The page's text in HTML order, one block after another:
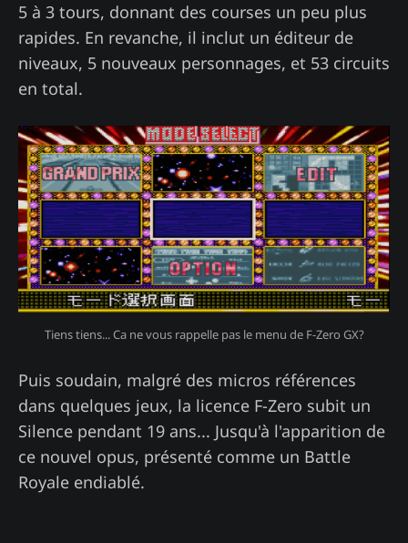
5 à 3 tours, donnant des courses un peu plus
rapides. En revanche, il inclut un éditeur de
niveaux, 5 nouveaux personnages, et 53 circuits
en total.
Tiens tiens... Ca ne vous rappelle pas le menu de F-Zero GX?
Puis soudain, malgré des micros références
dans quelques jeux, la licence F-Zero subit un
Silence pendant 19 ans... Jusqu'à l'apparition de
ce nouvel opus, présenté comme un Battle
Royale endiablé.